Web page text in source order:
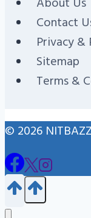
Contact
Privacy &
Sitemap
Terms &
© 2026